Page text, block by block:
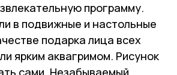
программу.
в подвижные и настольные
подарка лица всех
ярким аквагримом. Рисунок